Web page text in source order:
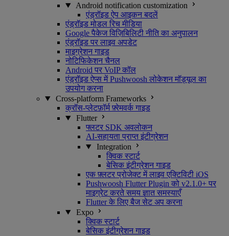
Android notification customization
एंड्रॉइड ऐप आइकन बदलें
एंड्रॉइड मोडल रिच मीडिया
Google पैकेज विज़िबिलिटी नीति का अनुपालन
एंड्रॉइड पर लाइव अपडेट
माइग्रेशन गाइड
नोटिफिकेशन चैनल
Android पर VoIP कॉल
एंड्रॉइड ऐप्स में Pushwoosh लोकेशन मॉड्यूल का
उपयोग करना
Cross-platform Frameworks
क्रॉस-प्लेटफ़ॉर्म फ़्रेमवर्क गाइड
Flutter
फ्लटर SDK अवलोकन
AI-सहायता प्राप्त इंटीग्रेशन
Integration
क्विक स्टार्ट
बेसिक इंटीग्रेशन गाइड
एक फ़्लटर प्रोजेक्ट में लाइव एक्टिविटी iOS
Pushwoosh Flutter Plugin को v2.1.0+ पर
माइग्रेट करते समय ज्ञात समस्याएँ
Flutter के लिए बैज सेट अप करना
Expo
क्विक स्टार्ट
बेसिक इंटीग्रेशन गाइड